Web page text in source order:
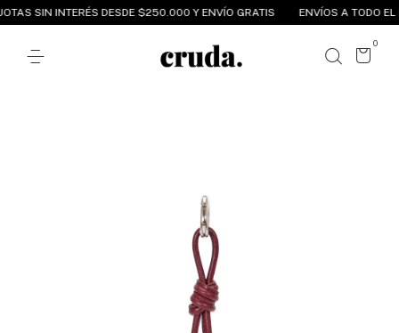
SIN INTERÉS DESDE $250.000 Y ENVÍO GRATIS ENVÍOS A TODO EL
0